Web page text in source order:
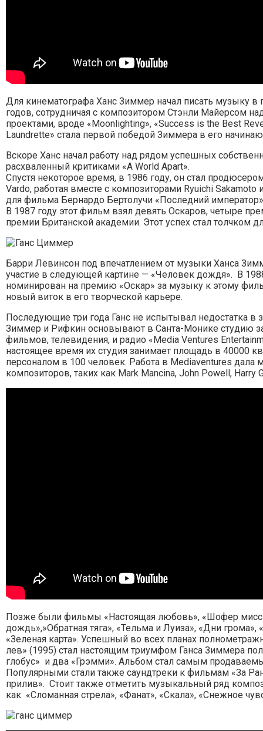
Для кинематографа Ханс Зиммер начал писать музыку в
годов, сотрудничая с композитором Стэнли Майерсом
проектами, вроде «Moonlighting», «Success is the Best
Laundrette» стала первой победой Зиммера в его
Вскоре Ханс начал работу над рядом успешных
расхваленный критиками «A World Apart».
Спустя некоторое время, в 1986 году, он стал
Vardo, работая вместе с композиторами Ryuichi
для фильма Бернардо Бертолучи «Последний
В 1987 году этот фильм взял девять Оскаров, четыре
премии Британской академии. Этот успех стал толчком
Барри Левинсон под впечатлением от музыки Ханса
участие в следующей картине — «Человек дождя». В
номинирован на премию «Оскар» за музыку к этому
новый виток в его творческой карьере.
Последующие три года Ганс не испытывал недостатка в
Зиммер и Рифкин основывают в Санта-Монике студию
фильмов, телевидения, и радио «Media Ventures
настоящее время их студия занимает площадь в 40000
персоналом в 100 человек. Работа в Mediaventures дала
композиторов, таких как Mark Mancina, John Powell, Harry
Позже были фильмы «Настоящая любовь», «Шофер
дождь»,»Обратная тяга», «Тельма и Луиза», «Дни грома»,
«Зеленая карта». Успешный во всех планах
лев» (1995) стал настоящим триумфом Ганса Зиммера
глобус» и два «Грэмми». Альбом стал самым
Популярными стали также саундтреки к фильмам «За
прилив». Стоит также отметить музыкальный ряд
как «Сломанная стрела», «Фанат», «Скала», «Снежное